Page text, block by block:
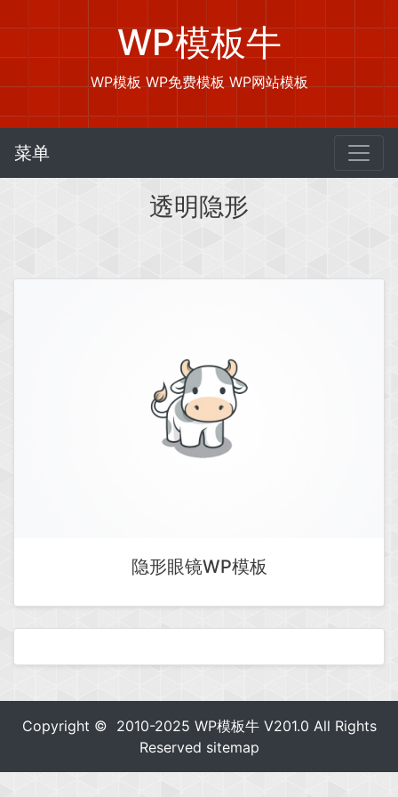
WP模板牛
WP模板 WP免费模板 WP网站模板
菜单
透明隐形
隐形眼镜WP模板
Copyright © 2010-2025 WP模板牛V201.0 All Rights
Reserved sitemap